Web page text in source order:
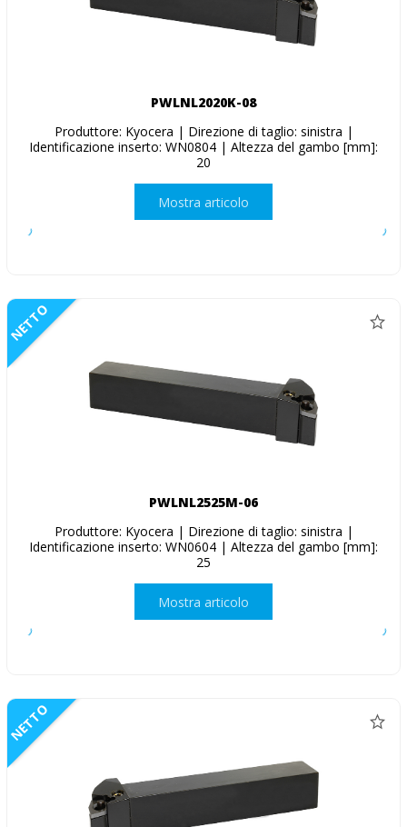
PWLNL2020K-08
Produttore: Kyocera | Direzione di taglio: sinistra |
Identificazione inserto: WN0804 | Altezza del gambo [mm]:
20
Mostra articolo
NETTO
PWLNL2525M-06
Produttore: Kyocera | Direzione di taglio: sinistra |
Identificazione inserto: WN0604 | Altezza del gambo [mm]:
25
Mostra articolo
NETTO